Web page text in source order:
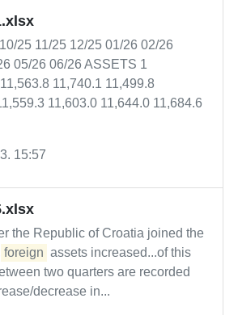
25 11/25 12/25 01/26 02/26
05/26 06/26 ASSETS 1
11,740.1 11,499.8
11,603.0 11,644.0 11,684.6
15:57
the Republic of Croatia joined the
foreign assets increased...of this
two quarters are recorded
decrease in...